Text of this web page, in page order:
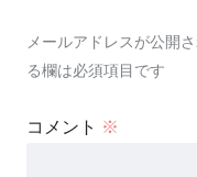
メールアドレスが公開
る欄は必須項目です
コメント ※